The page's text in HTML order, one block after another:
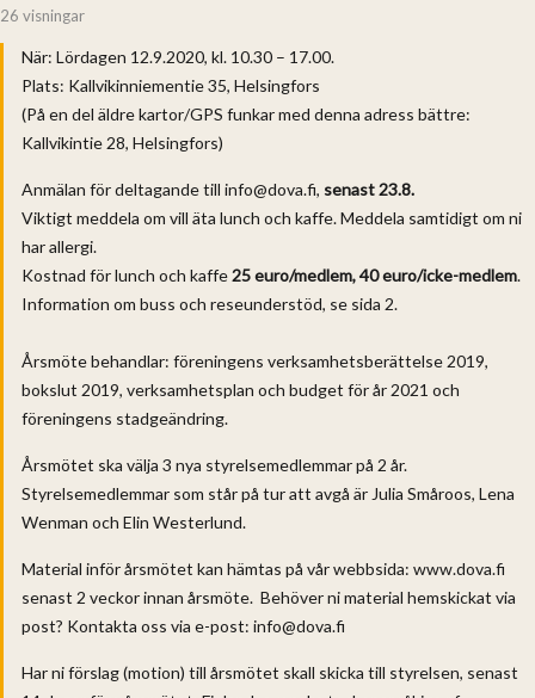
26 visningar
När: Lördagen 12.9.2020, kl. 10.30 – 17.00.
Plats: Kallvikinniementie 35, Helsingfors
(På en del äldre kartor/GPS funkar med denna adress bättre:
Kallvikintie 28, Helsingfors)
Anmälan för deltagande till info@dova.fi, senast 23.8.
Viktigt meddela om vill äta lunch och kaffe. Meddela samtidigt om ni
har allergi.
Kostnad för lunch och kaffe25 euro/medlem, 40 euro/icke-medlem.
Information om buss och reseunderstöd, se sida 2.
Årsmöte behandlar: föreningens verksamhetsberättelse 2019,
bokslut 2019, verksamhetsplan och budget för år 2021 och
föreningens stadgeändring.
Årsmötet ska välja 3 nya styrelsemedlemmar på 2 år.
Styrelsemedlemmar som står på tur att avgå är Julia Småroos, Lena
Wenman och Elin Westerlund.
Material inför årsmötet kan hämtas på vår webbsida: www.dova.fi
senast 2 veckor innan årsmöte. Behöver ni material hemskickat via
post? Kontakta oss via e-post: info@dova.fi
Har ni förslag (motion) till årsmötet skall skicka till styrelsen, senast